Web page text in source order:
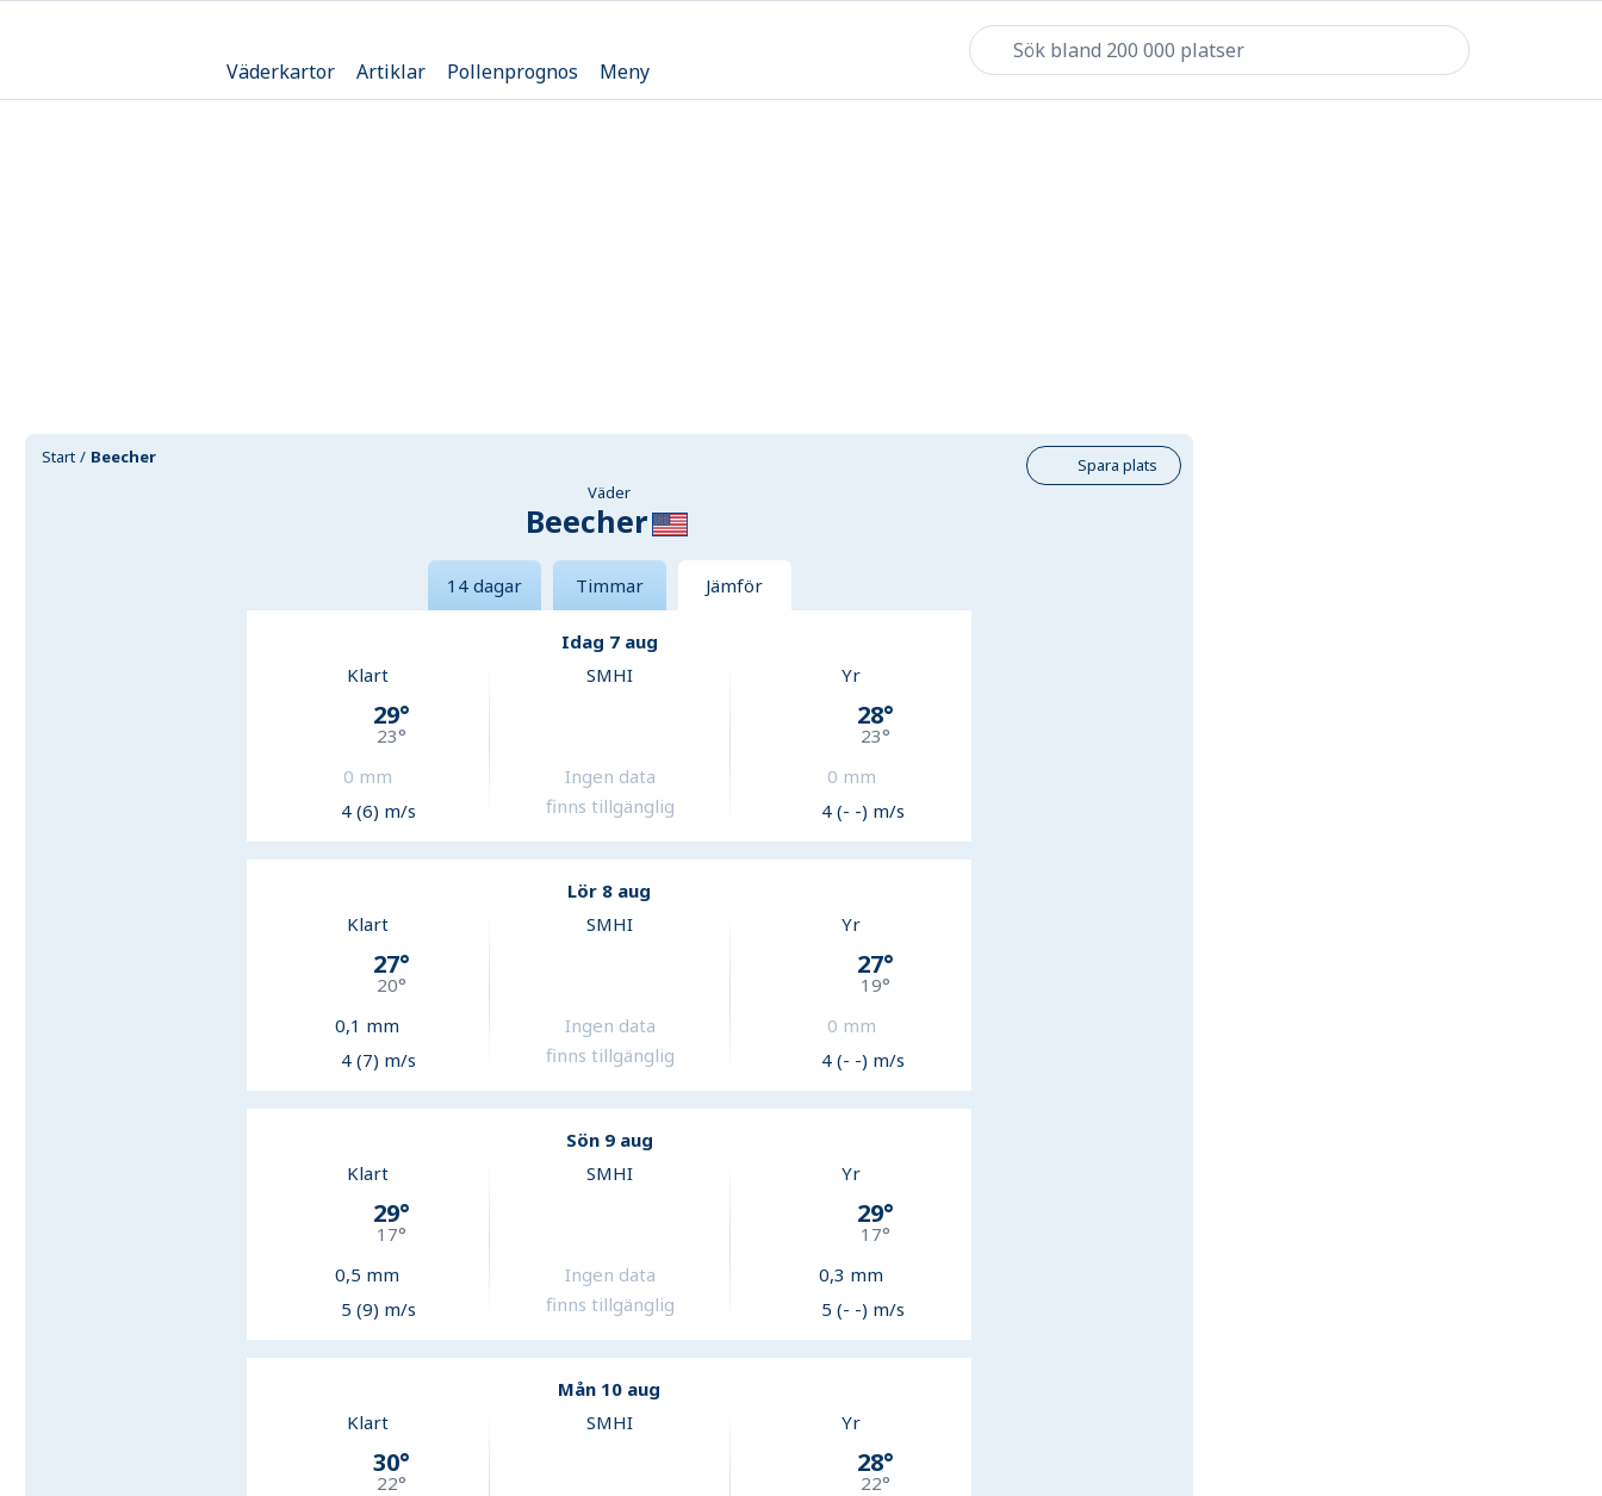
Väderkartor Artiklar Pollenprognos Meny
Start Beecher
Spara plats
Väder
Beecher
14 dagar Timmar Jämför
Idag 7 aug
Klart
29°
23°
0 mm
4 (6) m/s
SMHI
Ingen data
finns tillgänglig
Yr
28°
23°
0 mm
4 (- -) m/s
Lör 8 aug
Klart
27°
20°
0,1 mm
4 (7) m/s
SMHI
Ingen data
finns tillgänglig
Yr
27°
19°
0 mm
4 (- -) m/s
Sön 9 aug
Klart
29°
17°
0,5 mm
5 (9) m/s
SMHI
Ingen data
finns tillgänglig
Yr
29°
17°
0,3 mm
5 (- -) m/s
Mån 10 aug
Klart
30°
22°
SMHI Yr
28°
22°